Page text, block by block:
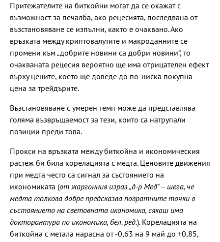
Притежателите на биткойни могат да се окажат с
възможност за печалба, ако рецесията, последвана от
възстановяване се изпълни, както е очаквано. Ако
връзката между криптовалутите и макроданните се
промени към „добрите новини са добри новини“, то
очакваната рецесия вероятно ще има отрицателен ефект
върху цените, което ще доведе до по-ниска покупна
цена за трейдърите.
Възстановяване с умерен темп може да представлява
голяма възвръщаемост за тези, които са натрупали
позиции преди това.
Прокси на връзката между биткойна и икономическия
растеж би била корелацията с медта. Ценовите движения
при медта често са сигнал за състоянието на
икономиката (от жаргонния израз „д-р Мед“ – шега, че
медта толкова добре предсказва повратните точки в
състоянието на световната икономика, сякаш има
докторантура по икономика, бел. ред.). Корелацията на
биткойна с метала нарасна от -0,63 на 9 май до +0,85,